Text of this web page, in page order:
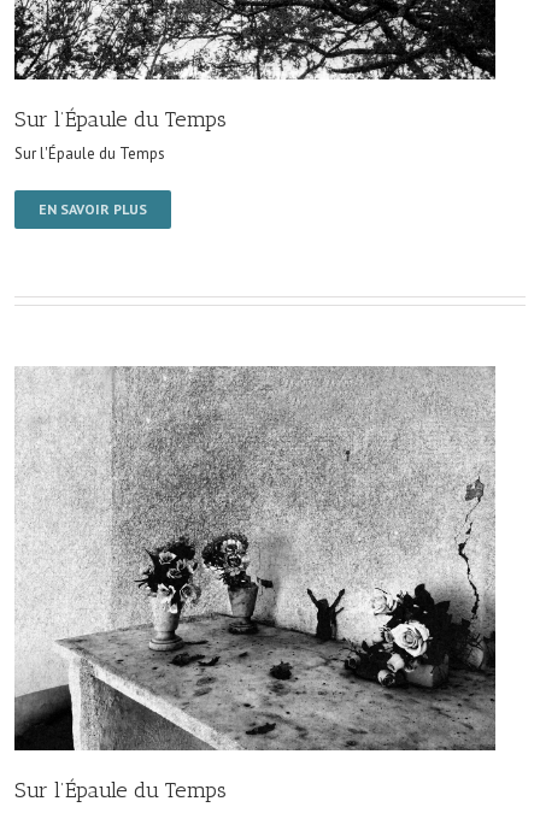
Sur l’Épaule du Temps
Sur l'Épaule du Temps
EN SAVOIR PLUS
Sur l’Épaule du Temps